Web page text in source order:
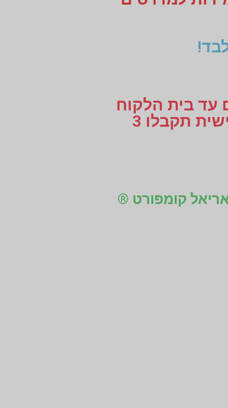
עד בית הלקוח
או עד למקום העבודה, לוקחים מידות למדרסים בהתאמה אישית תקבלו 3
קומפורט ®